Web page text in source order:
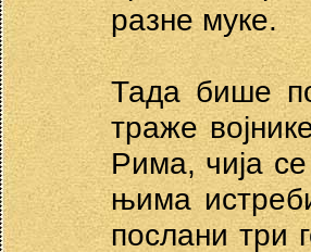
разне муке.
Тада бише
траже
Рима, чија
њима
послани три